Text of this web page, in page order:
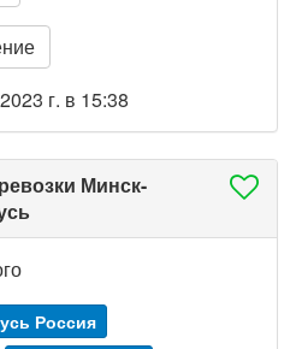
г. в 15:38
Минск-
Россия